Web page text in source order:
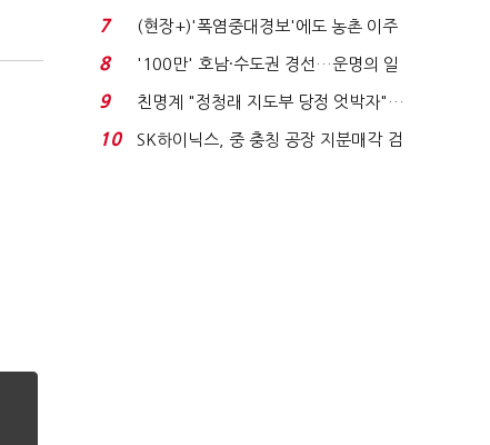
침체에 재무 ...
7
(현장+)'폭염중대경보'에도 농촌 이주
노동자는 강행군…'야...
8
'100만' 호남·수도권 경선…운명의 일
주일
9
친명계 "정청래 지도부 당정 엇박자"…
친청계 "신천지 오...
10
SK하이닉스, 중 충칭 공장 지분매각 검